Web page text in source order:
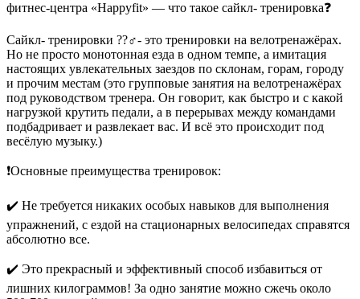
фитнес-центра «Happyfit» — что такое сайкл- тренировка❓
Сайкл- тренировки ??‍♂️- это тренировки на велотренажёрах.
Но не просто монотонная езда в одном темпе, а имитация
настоящих увлекательных заездов по склонам, горам, городу
и прочим местам (это групповые занятия на велотренажёрах
под руководством тренера. Он говорит, как быстро и с какой
нагрузкой крутить педали, а в перерывах между командами
подбадривает и развлекает вас. И всё это происходит под
весёлую музыку.)
❗️Основные преимущества тренировок:
✔️ Не требуется никаких особых навыков для выполнения
упражнений, с ездой на стационарных велосипедах справятся
абсолютно все.
✔️ Это прекрасный и эффективный способ избавиться от
лишних килограммов! За одно занятие можно сжечь около